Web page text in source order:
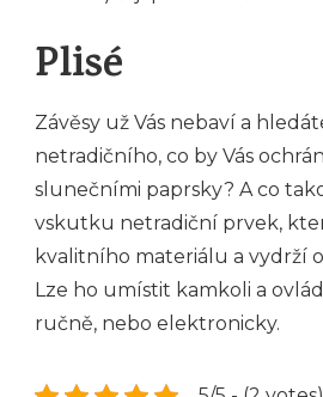
Plisé
Závěsy už Vás nebaví a
netradičního, co by Vás
slunečními paprsky? A co
vskutku netradiční prvek,
kvalitního materiálu a vydrží
Lze ho umístit kamkoli a
ručně, nebo elektronicky.